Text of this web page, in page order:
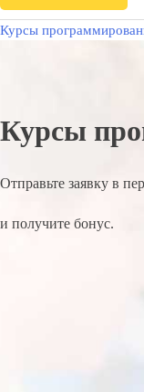
Курсы
Курсы
Отправьте заявку в
и получите бонус.